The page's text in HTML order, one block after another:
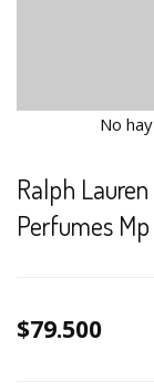
No
Ralph
Perfumes Mp
$79.500